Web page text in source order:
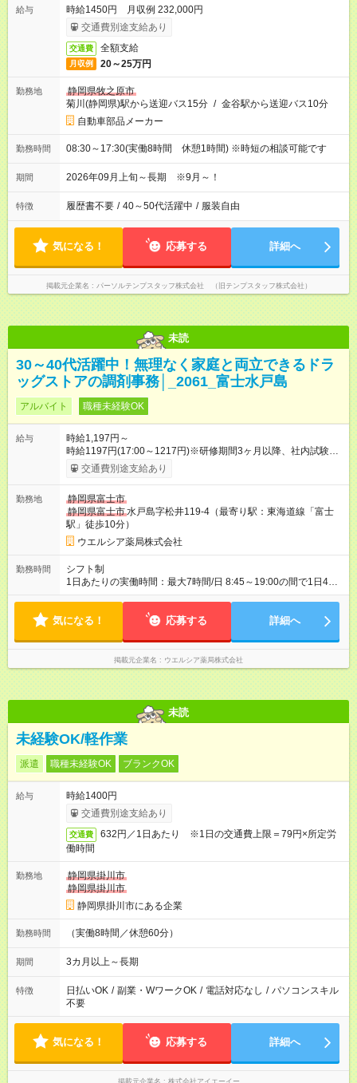
給与
時給1450円 月収例 232,000円
交通費別途支給あり
交通費 全額支給
月収例 20～25万円
勤務地
静岡県牧之原市
菊川(静岡県)駅から送迎バス15分 / 金谷駅から送迎バス10分
自動車部品メーカー
勤務時間 08:30～17:30(実働8時間 休憩1時間) ※時短の相談可能です
期間 2026年09月上旬～長期 ※9月～！
特徴 履歴書不要 / 40～50代活躍中 / 服装自由
気になる！ 応募する 詳細へ
掲載元企業名 パーソルテンプスタッフ株式会社 （旧テンプスタッフ株式会社）
未読
30～40代活躍中！無理なく家庭と両立できるドラ
ッグストアの調剤事務│_2061_富士水戸島
アルバイト 職種未経験OK
給与
時給1,197円～
時給1197円(17:00～1217円)※研修期間3ヶ月以降、社内試験に
よる更新判定あり 社内試験合格後、時給＋50～100円の昇給あ
り （大学生は＋20円） 試用期間あり：入社日から3ヶ月間／本
間の長さ：3ヶ月 雇用形態、給与は本採用時と同じです。
交通費別途支給あり
勤務地
静岡県富士市
静岡県富士市水戸島字松井119-4（最寄り駅：東海道線「富士
駅」徒歩10分）
ウエルシア薬局株式会社
勤務時間
シフト制
1日あたりの実働時間：最大7時間/日 8:45～19:00の間で1日4時
間～応相談 ☆週2日～応相談 ※勤務曜日応相談 ☆未経験・無資
気になる！ 応募する 詳細へ
掲載元企業名 ウエルシア薬局株式会社
未読
未経験OK/軽作業
派遣 職種未経験OK ブランクOK
給与
時給1400円
交通費別途支給あり
交通費
632円／1日あたり ※1日の交通費上限＝79円×所定労
働時間
勤務地
静岡県掛川市
静岡県掛川市
静岡県掛川市にある企業
勤務時間 （実働8時間／休憩60分）
期間 3カ月以上～長期
特徴 日払いOK / 副業・WワークOK / 電話対応なし / パソコンスキル
不要
気になる！ 応募する 詳細へ
掲載元企業名 株式会社アイエーイー